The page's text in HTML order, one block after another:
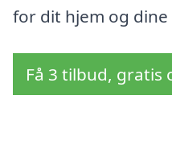
for dit hjem og dine
Få 3 tilbud,